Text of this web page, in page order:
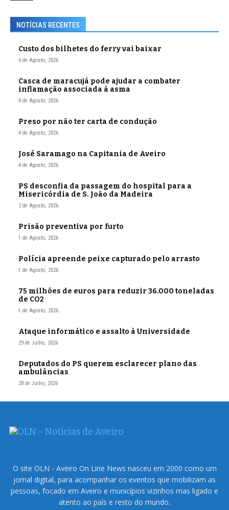
NOTÍCIAS RECENTES
Custo dos bilhetes do ferry vai baixar
6 de Agosto, 2026
Casca de maracujá pode ajudar a combater
inflamação associada à asma
4 de Agosto, 2026
Preso por não ter carta de condução
4 de Agosto, 2026
José Saramago na Capitania de Aveiro
4 de Agosto, 2026
PS desconfia da passagem do hospital para a
Misericórdia de S. João da Madeira
2 de Agosto, 2026
Prisão preventiva por furto
1 de Agosto, 2026
Polícia apreende peixe capturado pelo arrasto
1 de Agosto, 2026
75 milhões de euros para reduzir 36.000 toneladas
de CO2
1 de Agosto, 2026
Ataque informático e assalto à Universidade
29 de Julho, 2026
Deputados do PS querem esclarecer plano das
ambulâncias
28 de Julho, 2026
O site OLN - Aveiro On Line News nasceu em 2000 como um
jornal digital, para acompanhar os eventos que mobilizam as
pessoas, focado em Aveiro e municípios vizinhos mas ligado e
atento ao país e resto do mundo.